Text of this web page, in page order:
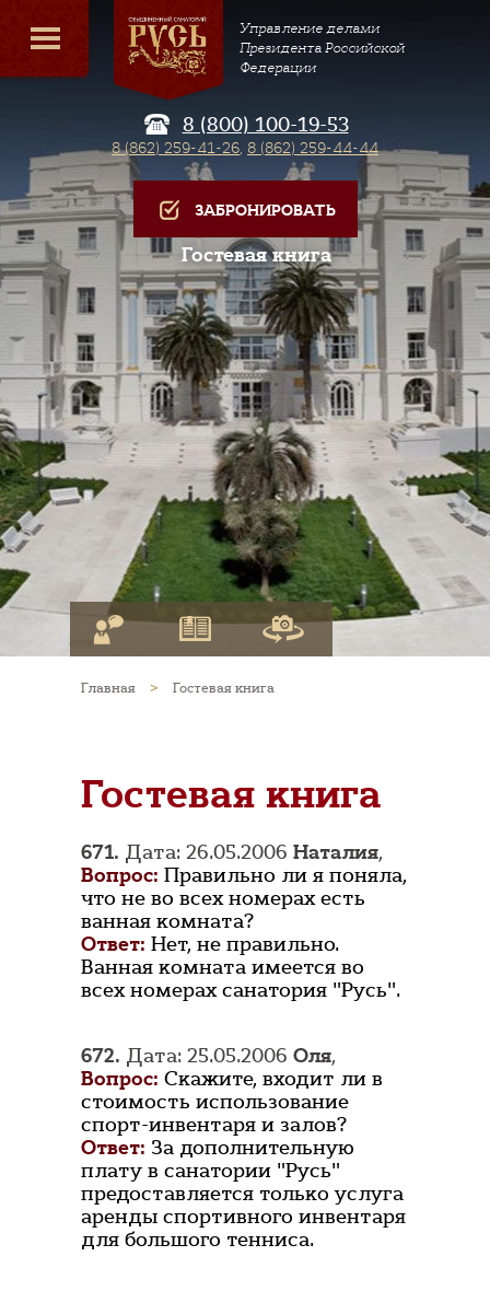
Управление делами
Президента Российской
Федерации
8 (800) 100-19-53
8 (862) 259-41-26, 8 (862) 259-44-44
ЗАБРОНИРОВАТЬ
Гостевая книга
Главная > Гостевая книга
Гостевая книга
671. Дата: 26.05.2006 Наталия,
Вопрос: Правильно ли я поняла,
что не во всех номерах есть
ванная комната?
Ответ: Нет, не правильно.
Ванная комната имеется во
всех номерах санатория "Русь".
672. Дата: 25.05.2006 Оля,
Вопрос: Скажите, входит ли в
стоимость использование
спорт-инвентаря и залов?
Ответ: За дополнительную
плату в санатории "Русь"
предоставляется только услуга
аренды спортивного инвентаря
для большого тенниса.